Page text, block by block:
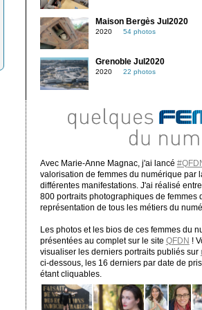
Maison Bergès Jul2020
2020 54 photos
Grenoble Jul2020
2020 22 photos
Avec Marie-Anne Magnac, j'ai lancé
valorisation de femmes du numérique par
différentes manifestations. J'ai réalisé
800 portraits photographiques de femmes
représentation de tous les métiers du
Les photos et les bios de ces femmes du
présentées au complet sur le site QFDN !
visualiser les derniers portraits publiés sur
ci-dessous, les 16 derniers par date de
étant cliquables.